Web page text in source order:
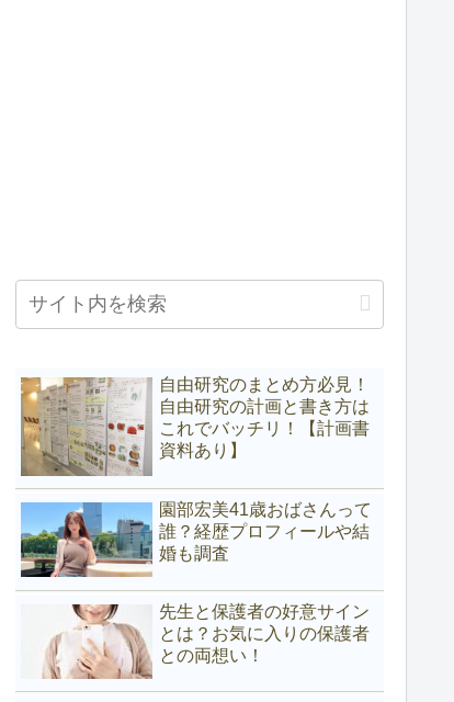
自由研究のまとめ方必見！
自由研究の計画と書き方は
これでバッチリ！【計画書
資料あり】
園部宏美41歳おばさんって
誰？経歴プロフィールや結
婚も調査
先生と保護者の好意サイン
とは？お気に入りの保護者
との両想い！